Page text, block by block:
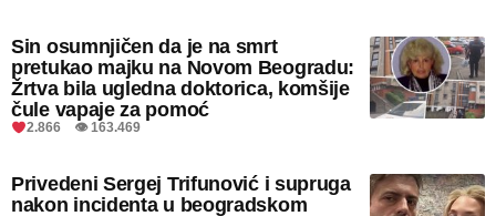
Sin osumnjičen da je na smrt
pretukao majku na Novom Beogradu:
Žrtva bila ugledna doktorica, komšije
čule vapaje za pomoć
2.866 👁 163.469
Privedeni Sergej Trifunović i supruga
nakon incidenta u beogradskom